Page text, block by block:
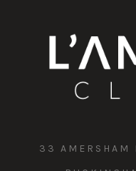
33 AMERSHAM